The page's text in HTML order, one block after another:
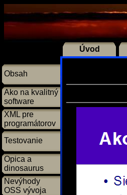
Úvod
Obsah
Ako na kvalitný
software
XML pre
programátorov
Testovanie
Opica a
dinosaurus
Nevýhody
OSS vývoja